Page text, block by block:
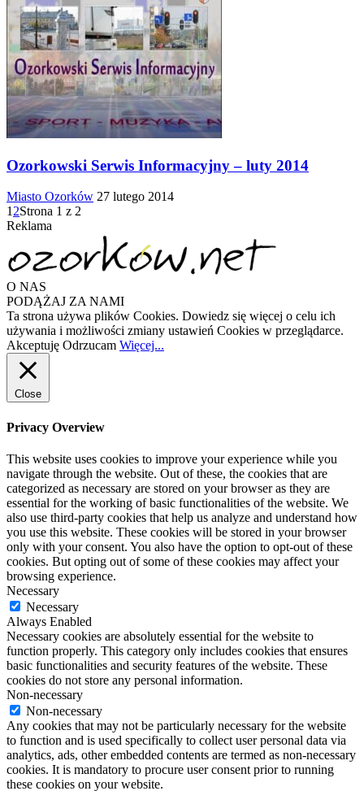
Ozorkowski Serwis Informacyjny – luty 2014
Miasto Ozorków 27 lutego 2014
1 2Strona 1 z 2
Reklama
O NAS
PODĄŻAJ ZA NAMI
Ta strona używa plików Cookies. Dowiedz się więcej o celu ich
używania i możliwości zmiany ustawień Cookies w przeglądarce.
Akceptuję Odrzucam Więcej...
Close
Privacy Overview
This website uses cookies to improve your experience while you
navigate through the website. Out of these, the cookies that are
categorized as necessary are stored on your browser as they are
essential for the working of basic functionalities of the website. We
also use third-party cookies that help us analyze and understand how
you use this website. These cookies will be stored in your browser
only with your consent. You also have the option to opt-out of these
cookies. But opting out of some of these cookies may affect your
browsing experience.
Necessary
Necessary
Always Enabled
Necessary cookies are absolutely essential for the website to
function properly. This category only includes cookies that ensures
basic functionalities and security features of the website. These
cookies do not store any personal information.
Non-necessary
Non-necessary
Any cookies that may not be particularly necessary for the website
to function and is used specifically to collect user personal data via
analytics, ads, other embedded contents are termed as non-necessary
cookies. It is mandatory to procure user consent prior to running
these cookies on your website.